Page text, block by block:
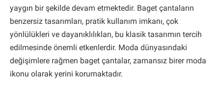
yaygın bir şekilde devam etmektedir. Baget çantaların
benzersiz tasarımları, pratik kullanım imkanı, çok
yönlülükleri ve dayanıklılıkları, bu klasik tasarımın tercih
edilmesinde önemli etkenlerdir. Moda dünyasındaki
değişimlere rağmen baget çantalar, zamansız birer moda
ikonu olarak yerini korumaktadır.